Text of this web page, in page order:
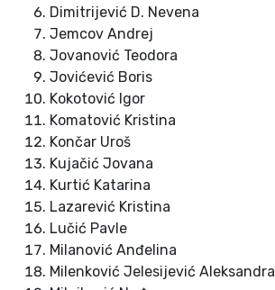
Dimitrijević D. Nevena
Jemcov Andrej
Jovanović Teodora
Jovićević Boris
Kokotović Igor
Komatović Kristina
Končar Uroš
Kujačić Jovana
Kurtić Katarina
Lazarević Kristina
Lučić Pavle
Milanović Anđelina
Milenković Jelesijević Aleksandra